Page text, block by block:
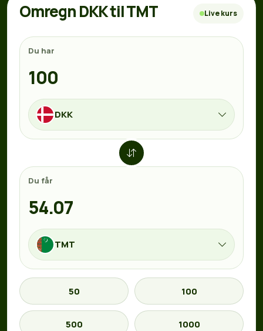
Omregn DKK til TMT Live kurs
Du har
DKK
Du får
TMT
50 100
500 1000